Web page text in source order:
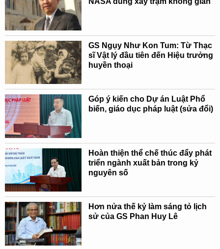
GS Ngụy Như Kon Tum: Từ Thạc
sĩ Vật lý đầu tiên đến Hiệu trưởng
huyền thoại
Góp ý kiến cho Dự án Luật Phổ
biến, giáo dục pháp luật (sửa đổi)
Hoàn thiện thể chế thúc đẩy phát
triển ngành xuất bản trong kỷ
nguyên số
Hơn nửa thế kỷ làm sáng tỏ lịch
sử của GS Phan Huy Lê